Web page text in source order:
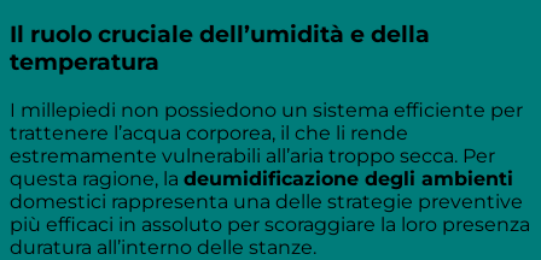
Il ruolo cruciale dell’umidità e della
temperatura
I millepiedi non possiedono un sistema efficiente per
trattenere l’acqua corporea, il che li rende
estremamente vulnerabili all’aria troppo secca. Per
questa ragione, la deumidificazione degli ambienti
domestici rappresenta una delle strategie preventive
più efficaci in assoluto per scoraggiare la loro presenza
duratura all’interno delle stanze.